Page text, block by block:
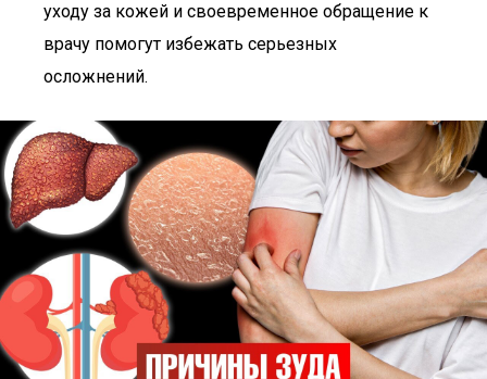
уходу за кожей и своевременное обращение к
врачу помогут избежать серьезных
осложнений.